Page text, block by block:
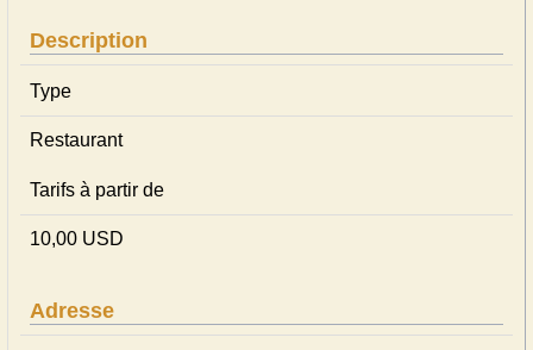
Description
Type
Restaurant
Tarifs à partir de
10,00 USD
Adresse